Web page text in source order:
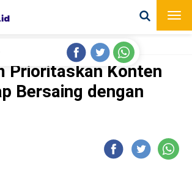
Prioritaskan Konten
Bersaing dengan